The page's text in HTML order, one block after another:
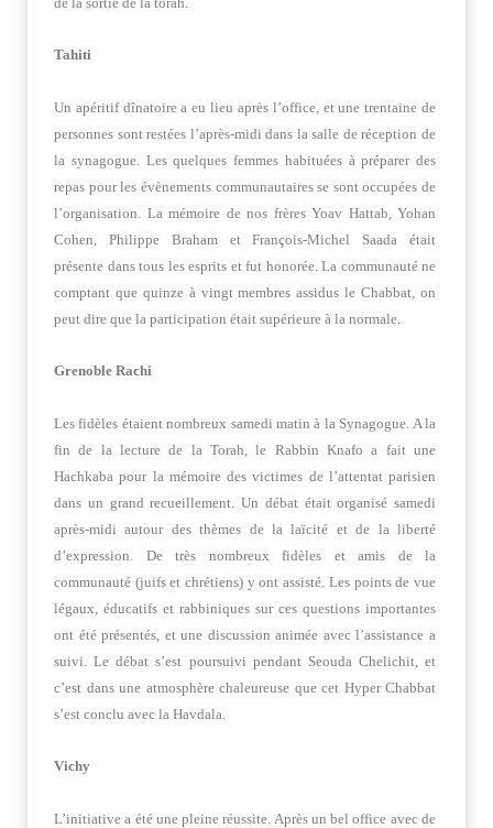
Tahiti
Un apéritif dînatoire a eu lieu après l’office, et une trentaine de
personnes sont restées l’après-midi dans la salle de réception de
la synagogue. Les quelques femmes habituées à préparer des
repas pour les évènements communautaires se sont occupées de
l’organisation. La mémoire de nos frères Yoav Hattab, Yohan
Cohen, Philippe Braham et François-Michel Saada était
présente dans tous les esprits et fut honorée. La communauté ne
comptant que quinze à vingt membres assidus le Chabbat, on
peut dire que la participation était supérieure à la normale.
Grenoble Rachi
Les fidèles étaient nombreux samedi matin à la Synagogue. A la
fin de la lecture de la Torah, le Rabbin Knafo a fait une
Hachkaba pour la mémoire des victimes de l’attentat parisien
dans un grand recueillement. Un débat était organisé samedi
après-midi autour des thèmes de la laïcité et de la liberté
d’expression. De très nombreux fidèles et amis de la
communauté (juifs et chrétiens) y ont assisté. Les points de vue
légaux, éducatifs et rabbiniques sur ces questions importantes
ont été présentés, et une discussion animée avec l’assistance a
suivi. Le débat s’est poursuivi pendant Seouda Chelichit, et
c’est dans une atmosphère chaleureuse que cet Hyper Chabbat
s’est conclu avec la Havdala.
Vichy
L’initiative a été une pleine réussite. Après un bel office avec de